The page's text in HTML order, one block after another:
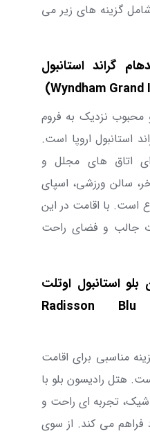
گزینه های زیر می
استانبول
نزدیک به فروم
استانبول اروپا است.
اتاق های مجلل و
سالن ورزشی، اسپای
است. با اقامت در این
جالب و فضای راحت
اوتلت
(Radisson
مناسبی برای اقامت
هتل رادیسون بلو با
تجربه ای راحت و
فراهم می کند. از سوی